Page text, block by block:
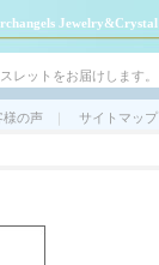
Jewelry&Crystal
レットをお届けします。
様の声 ｜ サイトマップ